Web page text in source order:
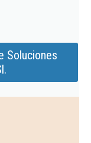
Soluciones